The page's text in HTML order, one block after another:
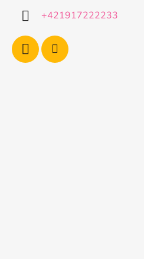
+421917222233